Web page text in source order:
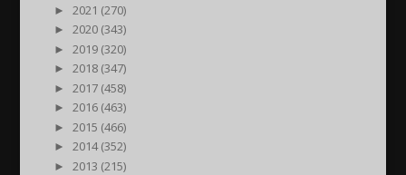
►
2021 (270)
►
2020 (343)
►
2019 (320)
►
2018 (347)
►
2017 (458)
►
2016 (463)
►
2015 (466)
►
2014 (352)
►
2013 (215)